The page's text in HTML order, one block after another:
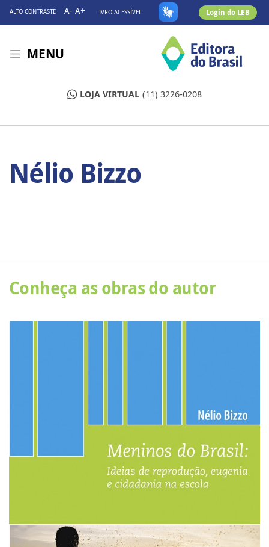
ALTO CONTRASTE A- A+ LIVRO ACESSÍVEL Login do LEB
MENU
LOJA VIRTUAL (11) 3226-0208
Nélio Bizzo
Conheça as obras do autor